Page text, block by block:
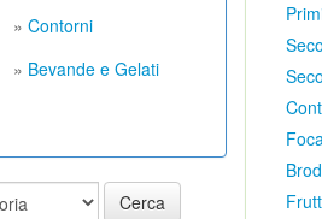
» Contorni
» Bevande e Gelati
Cerca